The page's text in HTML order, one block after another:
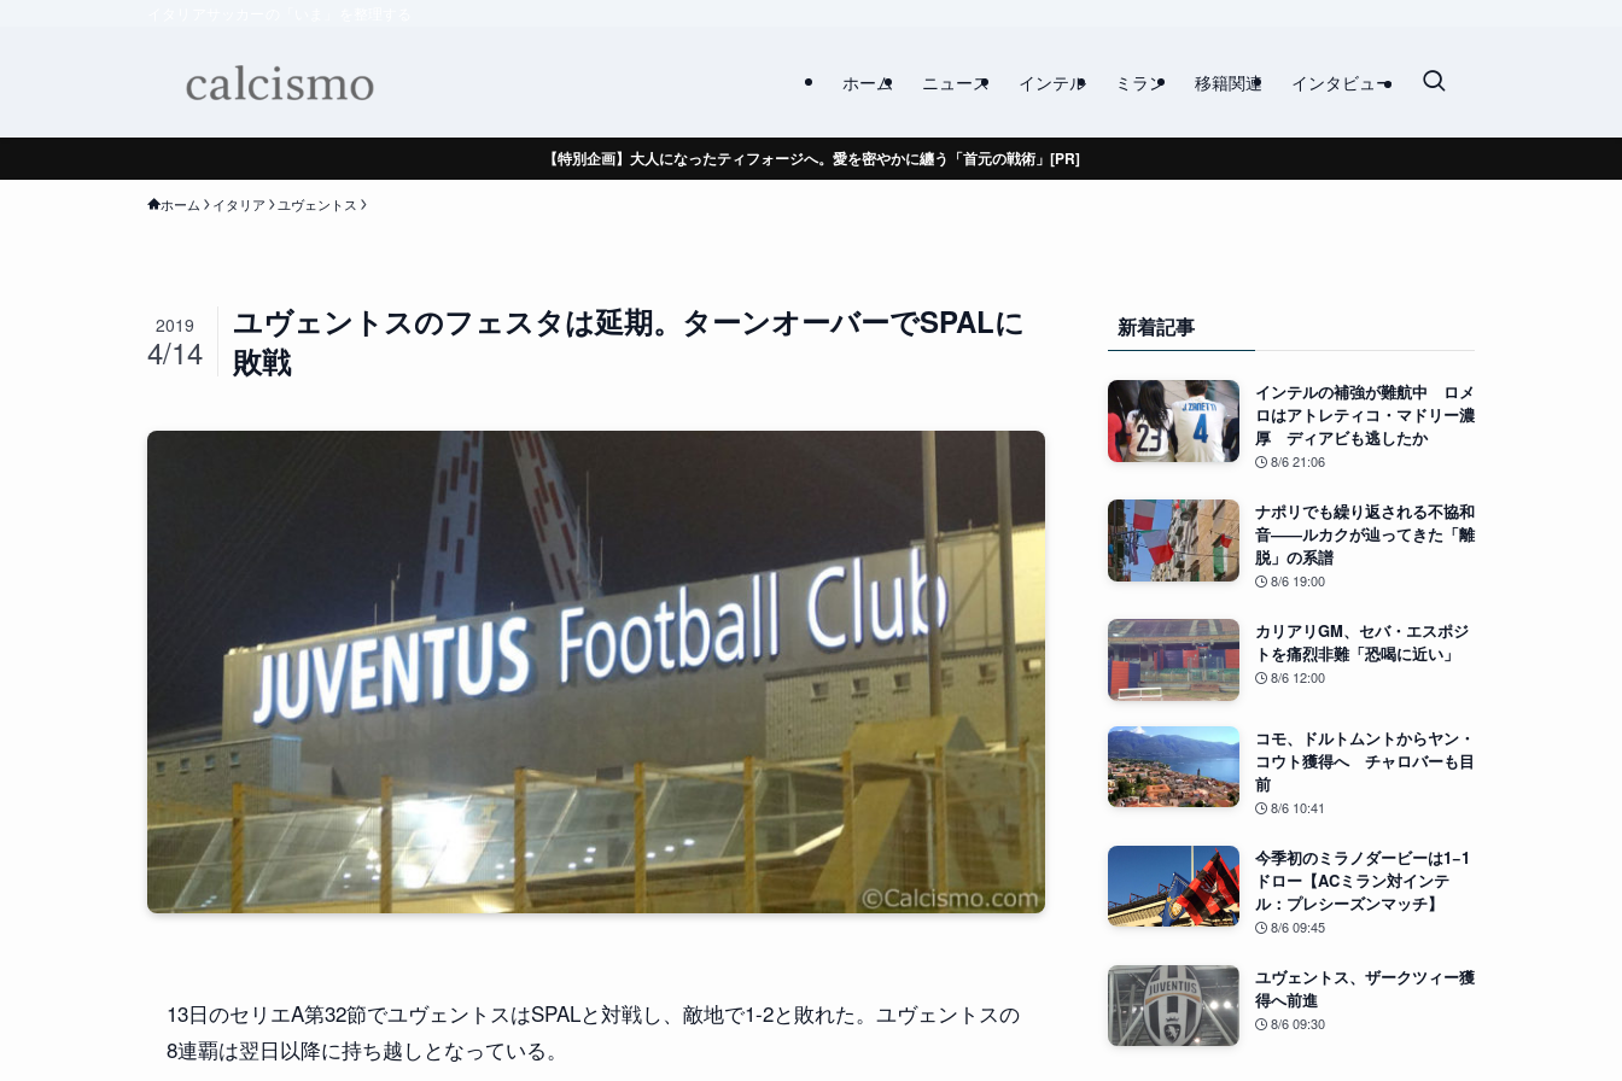
ホーム ニュース インテル ミラン 移籍関連 インタビュー
【特別企画】大人になったティフォージへ。愛を密やかに纏う「首元の戦術」[PR]
ホーム イタリア ユヴェントス
ユヴェントスのフェスタは延期。ターンオーバーでSPALに
敗戦
2019
4/14
13日のセリエA第32節でユヴェントスはSPALと対戦し、敵地で1-2と敗れた。ユヴェントスの
8連覇は翌日以降に持ち越しとなっている。
新着記事
インテルの補強が難航中 ロメ
ロはアトレティコ・マドリー濃
厚 ディアビも逃したか
8/6 21:06
ナポリでも繰り返される不協和
音――ルカクが辿ってきた「離
脱」の系譜
8/6 19:00
カリアリGM、セバ・エスポジ
トを痛烈非難「恐喝に近い」
8/6 12:00
コモ、ドルトムントからヤン・
コウト獲得へ チャロバーも目
前
8/6 10:41
今季初のミラノダービーは1−1
ドロー【ACミラン対インテ
ル：プレシーズンマッチ】
8/6 09:45
ユヴェントス、ザークツィー獲
得へ前進
8/6 09:30